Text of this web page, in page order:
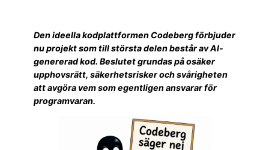
Den ideella kodplattformen Codeberg förbjuder
nu projekt som till största delen består av AI-
genererad kod. Beslutet grundas på osäker
upphovsrätt, säkerhetsrisker och svårigheten
att avgöra vem som egentligen ansvarar för
programvaran.